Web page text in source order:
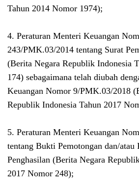
Tahun 2014 Nomor 1974);
4. Peraturan Menteri Keuangan
243/PMK.03/2014 tentang Surat
(Berita Negara Republik Indonesia
174) sebagaimana telah diubah
Keuangan Nomor 9/PMK.03/2018
Republik Indonesia Tahun 2017
5. Peraturan Menteri Keuangan
tentang Bukti Pemotongan dan/atau
Penghasilan (Berita Negara
2017 Nomor 248);